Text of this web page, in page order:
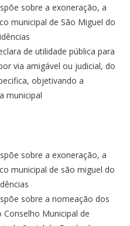
sobre a exoneração, a
municipal de São Miguel do
de utilidade pública para
via amigável ou judicial, do
objetivando a
municipal
sobre a exoneração, a
municipal de são miguel do
sobre a nomeação dos
Municipal de